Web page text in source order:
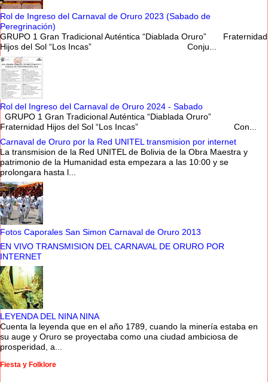
Rol de Ingreso del Carnaval de Oruro 2023 (Sabado de
Peregrinación)
GRUPO 1 Gran Tradicional Auténtica “Diablada Oruro” Fraternidad
Hijos del Sol “Los Incas” Conju...
Rol del Ingreso del Carnaval de Oruro 2024 - Sabado
GRUPO 1 Gran Tradicional Auténtica “Diablada Oruro”
Fraternidad Hijos del Sol “Los Incas” Con...
Carnaval de Oruro por la Red UNITEL transmision por internet
La transmision de la Red UNITEL de Bolivia de la Obra Maestra y
patrimonio de la Humanidad esta empezara a las 10:00 y se
prolongara hasta l...
Fotos Caporales San Simon Carnaval de Oruro 2013
EN VIVO TRANSMISION DEL CARNAVAL DE ORURO POR
INTERNET
LEYENDA DEL NINA NINA
Cuenta la leyenda que en el año 1789, cuando la minería estaba en
su auge y Oruro se proyectaba como una ciudad ambiciosa de
prosperidad, a...
Fiesta y Folklore